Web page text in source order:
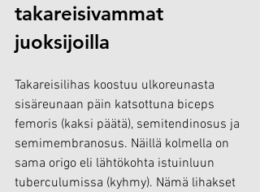
takareisivammat
juoksijoilla
Takareisilihas koostuu ulkoreunasta
sisäreunaan päin katsottuna biceps
femoris (kaksi päätä), semitendinosus ja
semimembranosus. Näillä kolmella on
sama origo eli lähtökohta istuinluun
tuberculumissa (kyhmy). Nämä lihakset